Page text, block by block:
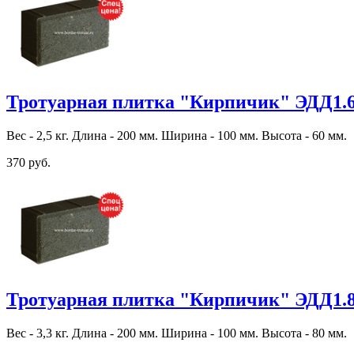
Тротуарная плитка "Кирпичик"
Вес - 2,5 кг. Длина - 200 мм. Ширина - 100 мм. Высота - 60 мм.
370 руб.
Тротуарная плитка "Кирпичик"
Вес - 3,3 кг. Длина - 200 мм. Ширина - 100 мм. Высота - 80 мм.